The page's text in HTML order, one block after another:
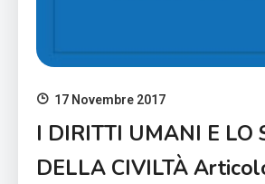
17 Novembre 2017
I DIRITTI UMANI E LO
DELLA CIVILTÀ